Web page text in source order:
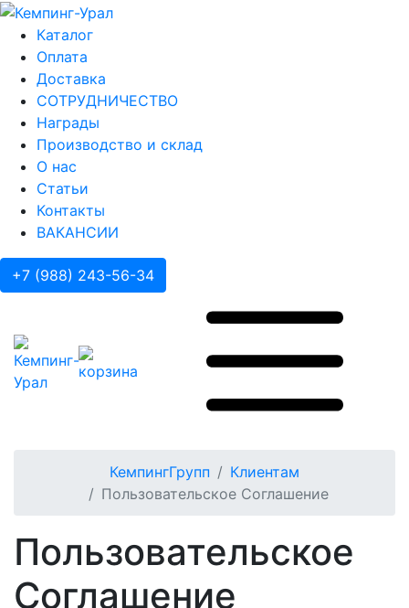
Каталог
Оплата
Доставка
СОТРУДНИЧЕСТВО
Награды
Производство и склад
О нас
Статьи
Контакты
ВАКАНСИИ
+7 (988) 243-56-34
КемпингГрупп
Клиентам
Пользовательское Соглашение
Пользовательское
Соглашение